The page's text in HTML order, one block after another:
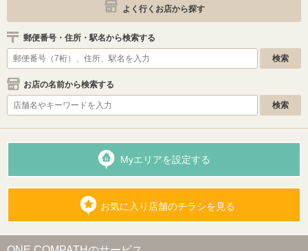
よく行くお店から探す
郵便番号・住所・駅名から検索する
お店の名前から検索する
Myエリアを設定する
お気に入り店舗のチラシを見る